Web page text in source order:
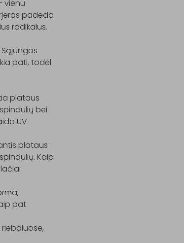
vienu
padeda
radikalus.
Sąjungos
pati, todėl
plataus
bei
UV
plataus
Kaip
pat